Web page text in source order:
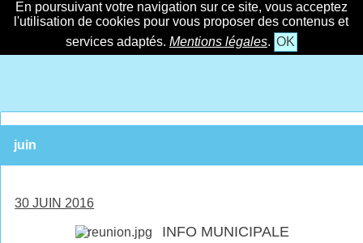
En poursuivant votre navigation sur ce site, vous acceptez
l'utilisation de cookies pour vous proposer des contenus et
services adaptés. Mentions légales. OK
juin
30 JUIN 2016
INFO MUNICIPALE